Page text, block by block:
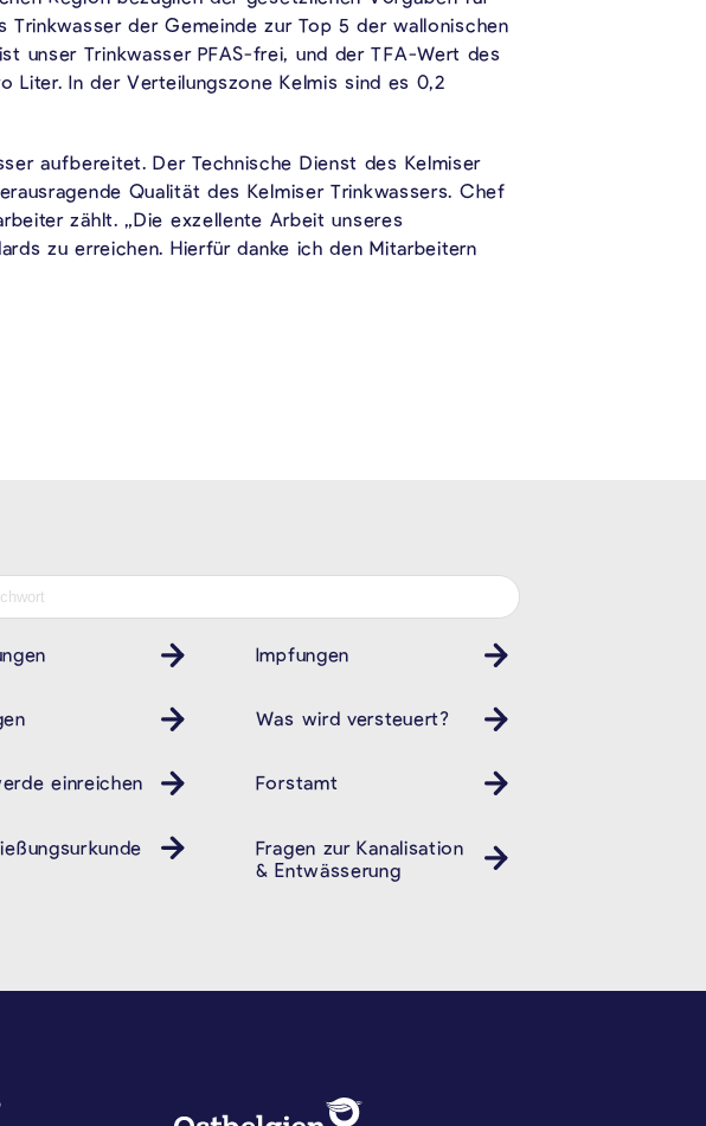
der Gemeinde zur Top 5 der wallonischen
unser Trinkwasser PFAS-frei, und der TFA-Wert des
Liter. In der Verteilungszone Kelmis sind es 0,2
aufbereitet. Der Technische Dienst des Kelmiser
Qualität des Kelmiser Trinkwassers. Chef
zählt. „Die exzellente Arbeit unseres
zu erreichen. Hierfür danke ich den Mitarbeitern
Impfungen
Gesundheit
Was wird versteuert?
einreichen Forstamt
Fragen zur Kanalisation
& Entwässerung
DATENSCHUTZ, IMPRESSUM